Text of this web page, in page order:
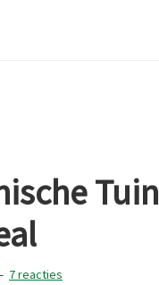
Tuin
7 reacties